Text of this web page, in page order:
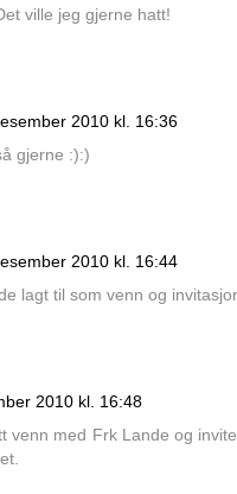
ville jeg gjerne hatt!
2010 kl. 16:36
gjerne :):)
2010 kl. 16:44
lagt til som venn og
2010 kl. 16:48
venn med Frk Lande og